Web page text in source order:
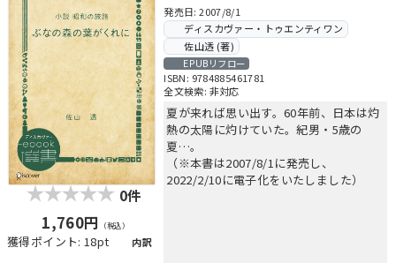
0件
1,760円 （税込）
獲得ポイント: 18pt 内訳
発売日: 2007/8/1
ディスカヴァー・トゥエンティワン
佐山透 (著)
EPUBリフロー
ISBN: 9784885461781
全文検索: 非対応
夏が来れば思い出す。60年前、日本は灼
熱の太陽に灼けていた。紀男・5歳の
夏…。
（※本書は2007/8/1に発売し、
2022/2/10に電子化をいたしました）